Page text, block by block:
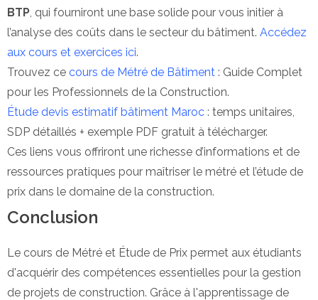
BTP, qui fourniront une base solide pour vous initier à
l’analyse des coûts dans le secteur du bâtiment. Accédez
aux cours et exercices ici.
Trouvez ce cours de Métré de Bâtiment : Guide Complet
pour les Professionnels de la Construction.
Étude devis estimatif bâtiment Maroc : temps unitaires,
SDP détaillés + exemple PDF gratuit à télécharger.
Ces liens vous offriront une richesse d’informations et de
ressources pratiques pour maîtriser le métré et l’étude de
prix dans le domaine de la construction.
Conclusion
Le cours de Métré et Étude de Prix permet aux étudiants
d'acquérir des compétences essentielles pour la gestion
de projets de construction. Grâce à l'apprentissage de